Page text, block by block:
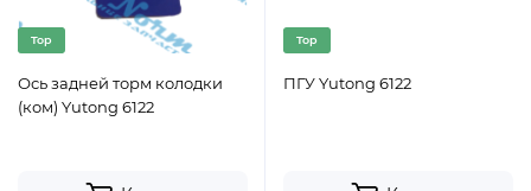
Top
Ось задней торм колодки
(ком) Yutong 6122
Top
ПГУ Yutong 6122